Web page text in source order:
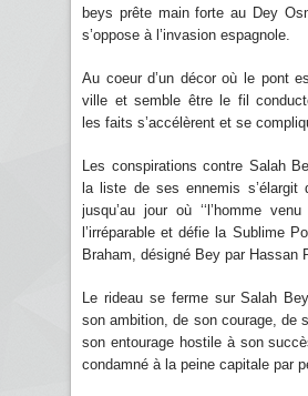
beys prête main forte au Dey
s’oppose à l’invasion espagnole.
Au coeur d’un décor où le pont
ville et semble être le fil
les faits s’accélèrent et se
Les conspirations contre Salah
la liste de ses ennemis s’élargit
jusqu’au jour où ‘‘l’homme
l’irréparable et défie la Sublime
Braham, désigné Bey par Hassan
Le rideau se ferme sur Salah
son ambition, de son courage, de
son entourage hostile à son
condamné à la peine capitale par